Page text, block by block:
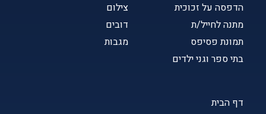
דף הבית
הדפסה על זכוכית
מתנה לחייל/ת
תמונת פסיפס
בתי ספר וגני ילדים
צילום
דובים
מגבות